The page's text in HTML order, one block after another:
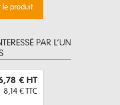
le produit
PAR L’UN
€ HT
8,14 € TTC